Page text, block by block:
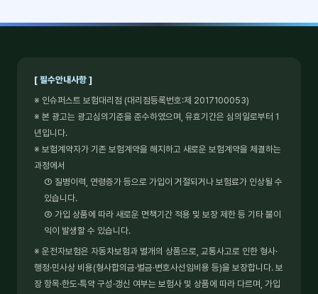
[ 필수안내사항 ]
※ 인슈퍼스트 보험대리점 (대리점등록번호:제 2017100053)
※ 본 광고는 광고심의기준을 준수하였으며, 유효기간은 심의일로부터 1
년입니다.
※ 보험계약자가 기존 보험계약을 해지하고 새로운 보험계약을 체결하는
과정에서
① 질병이력, 연령증가 등으로 가입이 거절되거나 보험료가 인상될 수
있습니다.
② 가입 상품에 따라 새로운 면책기간 적용 및 보장 제한 등 기타 불이
익이 발생할 수 있습니다.
※ 운전자보험은 자동차보험과 별개의 상품으로, 교통사고로 인한 형사·
행정·민사상 비용(형사합의금·벌금·변호사선임비용 등)을 보장합니다. 보
장 항목·한도·특약 구성·갱신 여부는 보험사 및 상품에 따라 다르며, 가입